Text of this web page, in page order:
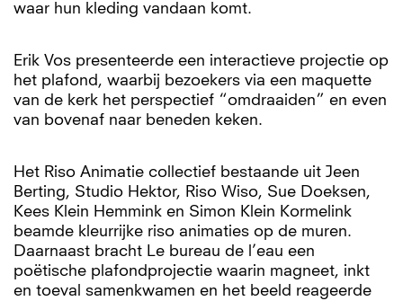
waar hun kleding vandaan komt.
Erik Vos presenteerde een interactieve projectie op
het plafond, waarbij bezoekers via een maquette
van de kerk het perspectief “omdraaiden” en even
van bovenaf naar beneden keken.
Het Riso Animatie collectief bestaande uit Jeen
Berting, Studio Hektor, Riso Wiso, Sue Doeksen,
Kees Klein Hemmink en Simon Klein Kormelink
beamde kleurrijke riso animaties op de muren.
Daarnaast bracht Le bureau de l’eau een
poëtische plafondprojectie waarin magneet, inkt
en toeval samenkwamen en het beeld reageerde